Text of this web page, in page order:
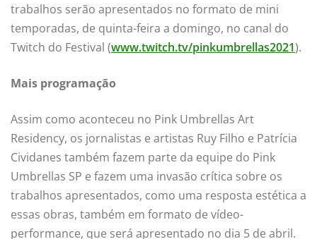
trabalhos serão apresentados no formato de mini
temporadas, de quinta-feira a domingo, no canal do
Twitch do Festival (www.twitch.tv/pinkumbrellas2021).
Mais programação
Assim como aconteceu no Pink Umbrellas Art
Residency, os jornalistas e artistas Ruy Filho e Patrícia
Cividanes também fazem parte da equipe do Pink
Umbrellas SP e fazem uma invasão crítica sobre os
trabalhos apresentados, como uma resposta estética a
essas obras, também em formato de vídeo-
performance, que será apresentado no dia 5 de abril.